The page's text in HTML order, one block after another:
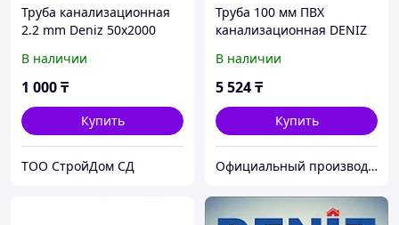
Труба канализационная
2.2 mm Deniz 50х2000
В наличии
1 000₸
Купить
TOO CтpoйДoм CД
Труба 100 мм ПВХ
канализационная DENIZ
(Трёхметровая)
В наличии
5 524₸
Купить
Официальный производитель и дистрибьютор пластиковых труб Deniz и оконного профиля Wuko